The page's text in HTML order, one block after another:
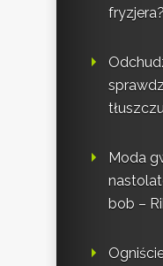
fryzjera?
Moda
bob –